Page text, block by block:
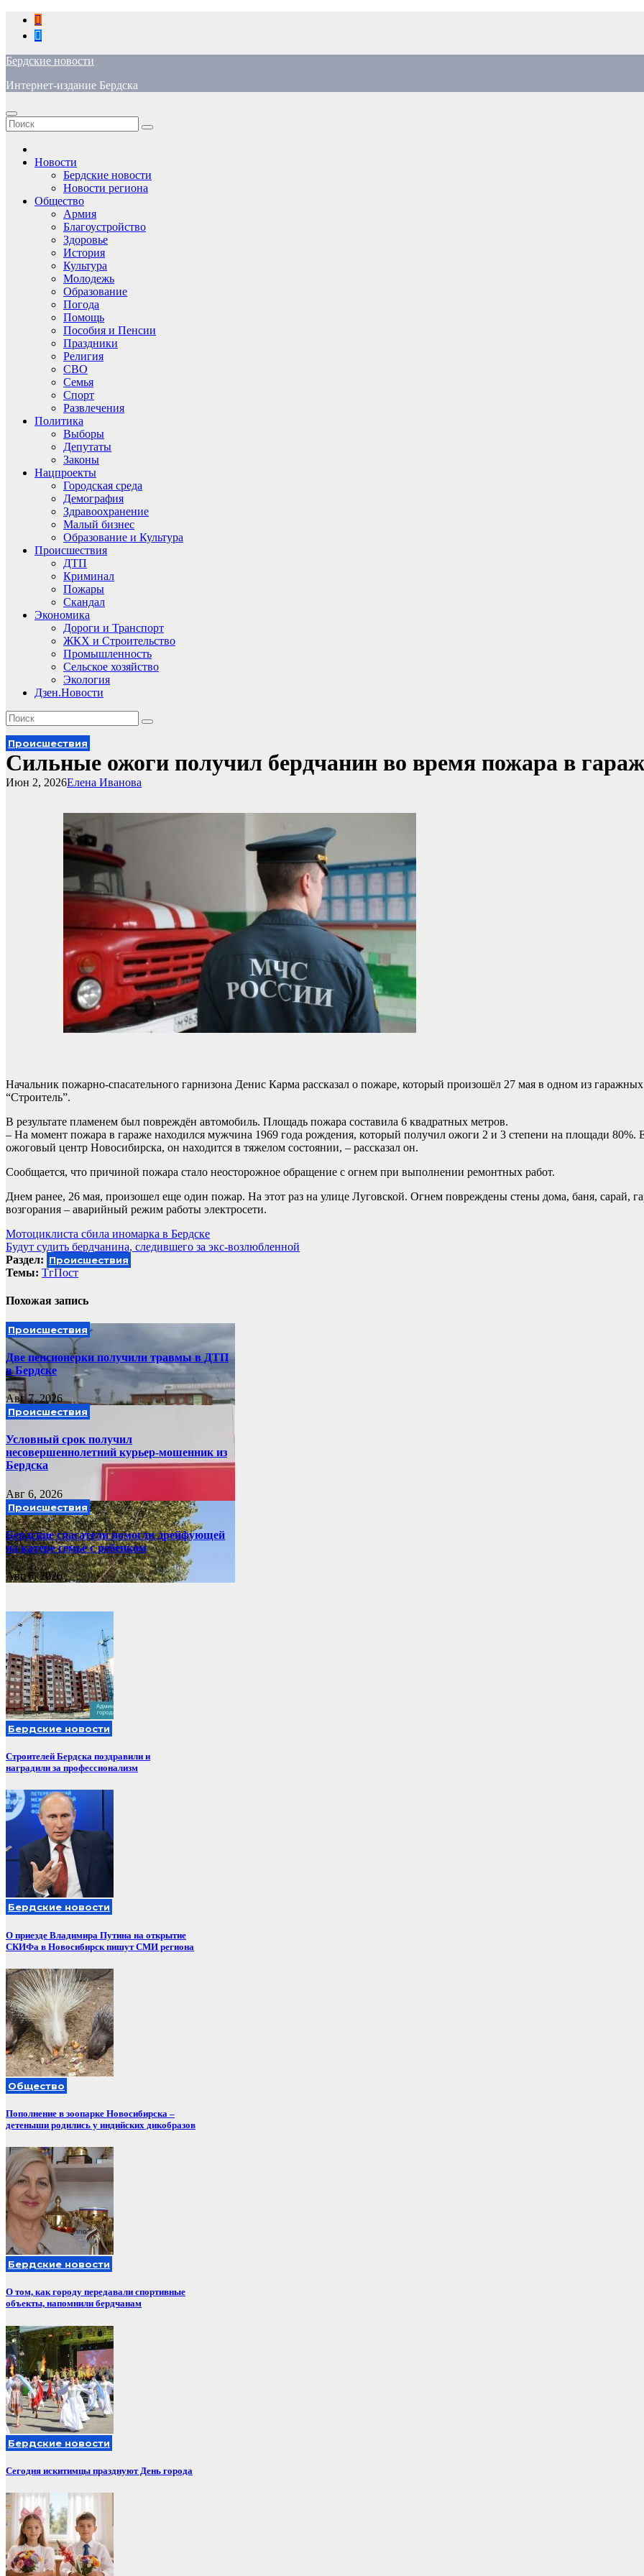
Перейти
содержимому
Бердские новости
Интернет-издание Бердска
Новости
Бердские новости
Новости региона
Общество
Армия
Благоустройство
Здоровье
История
Культура
Молодежь
Образование
Погода
Помощь
Пособия и Пенсии
Праздники
Религия
СВО
Семья
Спорт
Развлечения
Политика
Выборы
Депутаты
Законы
Нацпроекты
Городская среда
Демография
Здравоохранение
Малый бизнес
Образование и Культура
Происшествия
ДТП
Криминал
Пожары
Скандал
Экономика
Дороги и Транспорт
ЖКХ и Строительство
Промышленность
Сельское хозяйство
Экология
Дзен.Новости
Происшествия
Сильные ожоги получил бердчанин во время пожара в
Елена Иванова
Июн 2, 2026
Начальник пожарно-спасательного гарнизона Денис Карма рассказал о пожаре, который произошёл 27 мая в одном из
“Строитель”.
В результате пламенем был повреждён автомобиль. Площадь пожара составила 6 квадратных метров.
– На момент пожара в гараже находился мужчина 1969 года рождения, который получил ожоги 2 и 3 степени на площади 80%.
ожоговый центр Новосибирска, он находится в тяжелом состоянии, – рассказал он.
Сообщается, что причиной пожара стало неосторожное обращение с огнем при выполнении ремонтных работ.
Днем ранее, 26 мая, произошел еще один пожар. На этот раз на улице Луговской. Огнем повреждены стены дома, баня, сарай,
возгорания – аварийный режим работы электросети.
Навигация
по
записям
Мотоциклиста сбила иномарка в Бердске
Будут судить бердчанина, следившего за экс-возлюбленной
Раздел: Происшествия
Темы: ТгПост
Похожая запись
Происшествия
Две пенсионерки получили травмы в ДТП
в Бердске
Авг 7, 2026
Происшествия
Условный срок получил
несовершеннолетний курьер-мошенник из
Бердска
Авг 6, 2026
Происшествия
Бердские спасатели помогли дрейфующей
на катере семье с ребенком
Авг 6, 2026
Бердские новости
Строителей Бердска поздравили и
наградили за профессионализм
Бердские новости
О приезде Владимира Путина на открытие
СКИФа в Новосибирск пишут СМИ региона
Общество
Пополнение в зоопарке Новосибирска –
детеныши родились у индийских дикобразов
Бердские новости
О том, как городу передавали спортивные
объекты, напомнили бердчанам
Бердские новости
Сегодня искитимцы празднуют День города